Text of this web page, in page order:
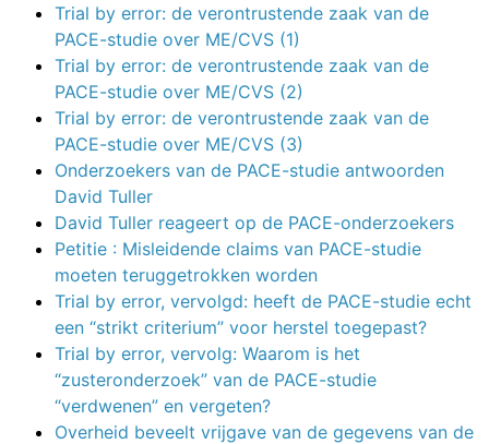
Trial by error: de verontrustende zaak van de
PACE-studie over ME/CVS (1)
Trial by error: de verontrustende zaak van de
PACE-studie over ME/CVS (2)
Trial by error: de verontrustende zaak van de
PACE-studie over ME/CVS (3)
Onderzoekers van de PACE-studie antwoorden
David Tuller
David Tuller reageert op de PACE-onderzoekers
Petitie : Misleidende claims van PACE-studie
moeten teruggetrokken worden
Trial by error, vervolgd: heeft de PACE-studie echt
een “strikt criterium” voor herstel toegepast?
Trial by error, vervolg: Waarom is het
“zusteronderzoek” van de PACE-studie
“verdwenen” en vergeten?
Overheid beveelt vrijgave van de gegevens van de